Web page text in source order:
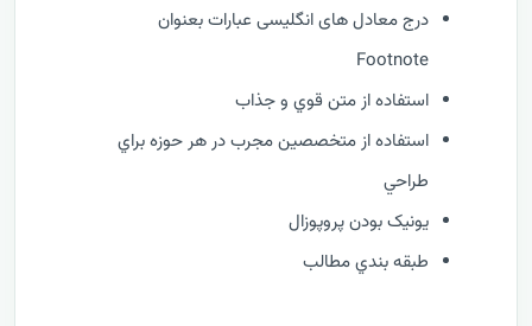
درج معادل های انگلیسی عبارات بعنوان
Footnote
استفاده از متن قوي و جذاب
استفاده از متخصصين مجرب در هر حوزه براي
طراحي
يونيک بودن پروپوزال
طبقه بندي مطالب